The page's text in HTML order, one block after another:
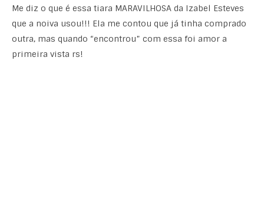
Me diz o que é essa tiara MARAVILHOSA da Izabel Esteves
que a noiva usou!!! Ela me contou que já tinha comprado
outra, mas quando “encontrou” com essa foi amor a
primeira vista rs!